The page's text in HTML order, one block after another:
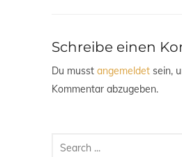
Schreibe einen
Du musst angemeldet sein,
Kommentar abzugeben.